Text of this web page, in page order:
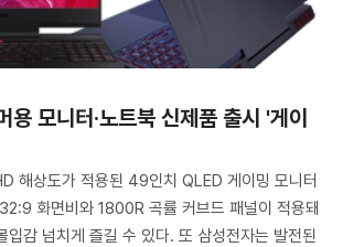
용 모니터·노트북 신제품 출시 '게이
해상도가 적용된 49인치 QLED 게이밍 모니터
화면비와 1800R 곡률 커브드 패널이 적용돼
입감 넘치게 즐길 수 있다. 또 삼성전자는 발전된